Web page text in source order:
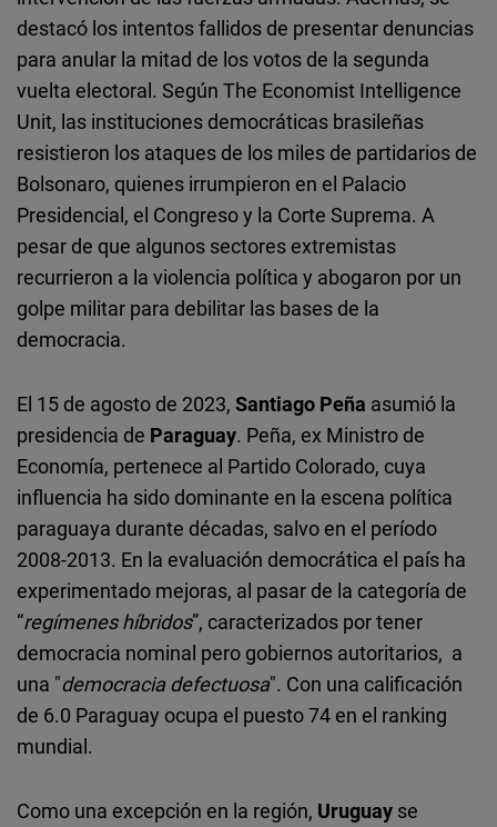
destacó los intentos fallidos de presentar denuncias
para anular la mitad de los votos de la segunda
vuelta electoral. Según The Economist Intelligence
Unit, las instituciones democráticas brasileñas
resistieron los ataques de los miles de partidarios de
Bolsonaro, quienes irrumpieron en el Palacio
Presidencial, el Congreso y la Corte Suprema. A
pesar de que algunos sectores extremistas
recurrieron a la violencia política y abogaron por un
golpe militar para debilitar las bases de la
democracia.
El 15 de agosto de 2023, Santiago Peña asumió la
presidencia de Paraguay. Peña, ex Ministro de
Economía, pertenece al Partido Colorado, cuya
influencia ha sido dominante en la escena política
paraguaya durante décadas, salvo en el período
2008-2013. En la evaluación democrática el país ha
experimentado mejoras, al pasar de la categoría de
“regímenes híbridos”, caracterizados por tener
democracia nominal pero gobiernos autoritarios, a
una "democracia defectuosa". Con una calificación
de 6.0 Paraguay ocupa el puesto 74 en el ranking
mundial.
Como una excepción en la región, Uruguay se